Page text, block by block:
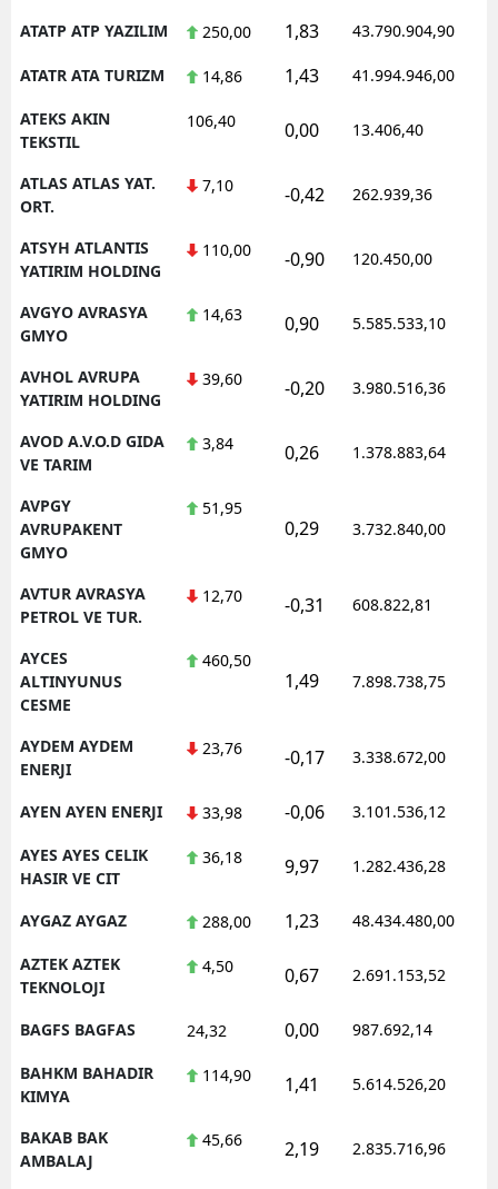
ATATP ATP YAZILIM 250,00 1,83 43.790.904,90
ATATR ATA TURIZM 14,86 1,43 41.994.946,00
ATEKS AKIN
TEKSTIL
106,40 0,00 13.406,40
ATLAS ATLAS YAT.
ORT.
7,10 -0,42 262.939,36
ATSYH ATLANTIS
YATIRIM HOLDING
110,00 -0,90 120.450,00
AVGYO AVRASYA
GMYO
14,63 0,90 5.585.533,10
AVHOL AVRUPA
YATIRIM HOLDING
39,60 -0,20 3.980.516,36
AVOD A.V.O.D GIDA
VE TARIM
3,84 0,26 1.378.883,64
AVPGY
AVRUPAKENT
GMYO
51,95
0,29 3.732.840,00
AVTUR AVRASYA
PETROL VE TUR.
12,70 -0,31 608.822,81
AYCES
ALTINYUNUS
CESME
460,50
1,49 7.898.738,75
AYDEM AYDEM
ENERJI
23,76 -0,17 3.338.672,00
AYEN AYEN ENERJI 33,98 -0,06 3.101.536,12
AYES AYES CELIK
HASIR VE CIT
36,18 9,97 1.282.436,28
AYGAZ AYGAZ 288,00 1,23 48.434.480,00
AZTEK AZTEK
TEKNOLOJI
4,50 0,67 2.691.153,52
BAGFS BAGFAS 24,32 0,00 987.692,14
BAHKM BAHADIR
KIMYA
114,90 1,41 5.614.526,20
BAKAB BAK
AMBALAJ
45,66 2,19 2.835.716,96